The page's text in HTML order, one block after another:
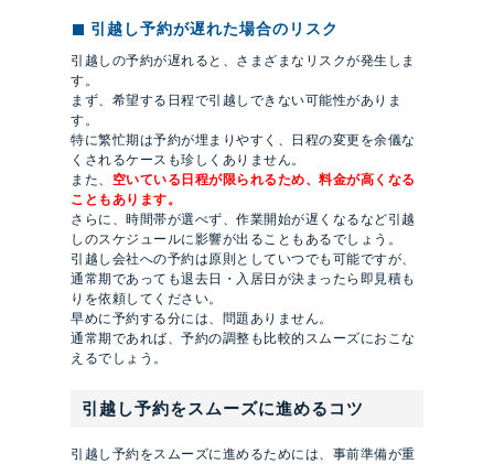
引越し予約が遅れた場合のリスク
引越しの予約が遅れると、さまざまなリスクが発生しま
す。
まず、希望する日程で引越しできない可能性がありま
す。
特に繁忙期は予約が埋まりやすく、日程の変更を余儀な
くされるケースも珍しくありません。
また、
空いている日程が限られるため、料金が高くなる
こともあります。
さらに、時間帯が選べず、作業開始が遅くなるなど引越
しのスケジュールに影響が出ることもあるでしょう。
引越し会社への予約は原則としていつでも可能ですが、
通常期であっても退去日・入居日が決まったら即見積も
りを依頼してください。
早めに予約する分には、問題ありません。
通常期であれば、予約の調整も比較的スムーズにおこな
えるでしょう。
引越し予約をスムーズに進めるコツ
引越し予約をスムーズに進めるためには、事前準備が重